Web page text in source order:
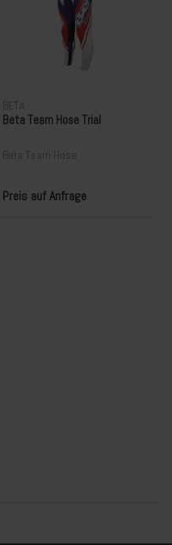
BETA
Beta Team Hose Trial
Beta Team Hose
Preis auf Anfrage